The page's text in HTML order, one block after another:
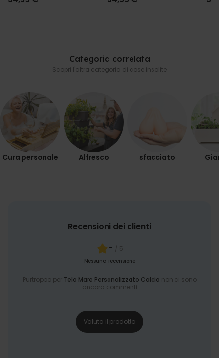
come simpatica sorpresa per il tifoso che ha già tutto – questo telo
Categoria correlata
Scopri l'altra categoria di cose insolite
Cura personale Alfresco sfacciato
Recensioni dei clienti
- / 5
Nessuna recensione
Purtroppo per Telo Mare Personalizzato Calcio non ci sono
ancora commenti
Valuta il prodotto